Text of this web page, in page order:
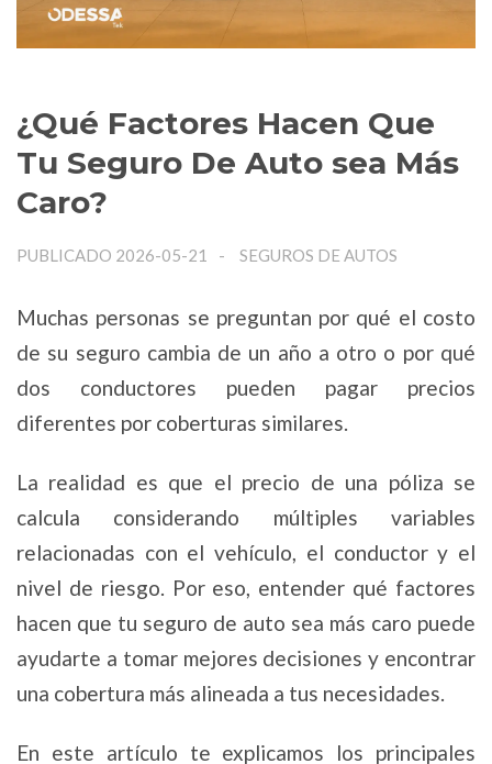
¿Qué Factores Hacen Que
Tu Seguro De Auto sea Más
Caro?
PUBLICADO 2026-05-21 SEGUROS DE AUTOS
Muchas personas se preguntan por qué el costo
de su seguro cambia de un año a otro o por qué
dos conductores pueden pagar precios
diferentes por coberturas similares.
La realidad es que el precio de una póliza se
calcula considerando múltiples variables
relacionadas con el vehículo, el conductor y el
nivel de riesgo. Por eso, entender qué factores
hacen que tu seguro de auto sea más caro puede
ayudarte a tomar mejores decisiones y encontrar
una cobertura más alineada a tus necesidades.
En este artículo te explicamos los principales